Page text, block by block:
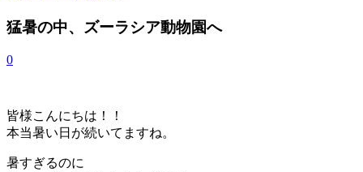
猛暑の中、ズーラシア動物園へ
0
皆様こんにちは！！
本当暑い日が続いてますね。
暑すぎるのに